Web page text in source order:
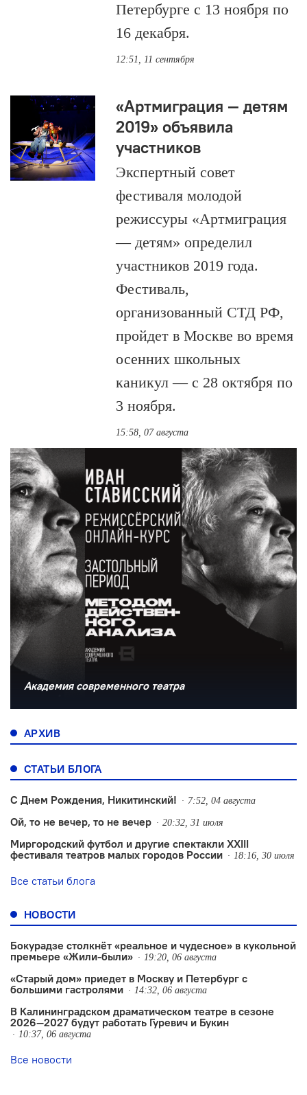
Петербурге с 13 ноября по
16 декабря.
12:51, 11 сентября
«Артмиграция — детям
2019» объявила
участников
Экспертный совет
фестиваля молодой
режиссуры «Артмиграция
— детям» определил
участников 2019 года.
Фестиваль,
организованный СТД РФ,
пройдет в Москве во время
осенних школьных
каникул — с 28 октября по
3 ноября.
15:58, 07 августа
Академия современного театра
АРХИВ
СТАТЬИ БЛОГА
С Днем Рождения, Никитинский! 7:52, 04 августа
Ой, то не вечер, то не вечер 20:32, 31 июля
Миргородский футбол и другие спектакли XXIII
фестиваля театров малых городов России
18:16, 30 июля
Все статьи блога
НОВОСТИ
Бокурадзе столкнëт «реальное и чудесное» в кукольной
премьере «Жили-были»
19:20, 06 августа
«Старый дом» приедет в Москву и Петербург с
большими гастролями
14:32, 06 августа
В Калининградском драматическом театре в сезоне
2026—2027 будут работать Гуревич и Букин
10:37, 06 августа
Все новости